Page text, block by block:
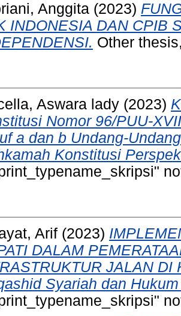
Anggita (2023)
INDONESIA DAN CPIB
Other
Aswara lady (2023)
Nomor 96/PUU-
a dan b Undang-
Konstitusi
Arif (2023)
DALAM
JALAN DI
Syariah dan